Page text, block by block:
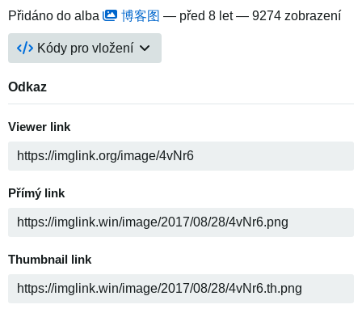
Přidáno do alba
博客图 — před 8 let— 9274 zobrazení
Kódy pro vložení
Odkaz
Viewer link
Přímý link
Thumbnail link